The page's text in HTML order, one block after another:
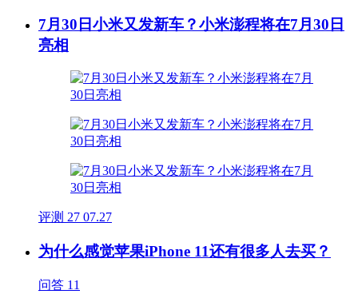
7月30日小米又发新车？小米澎程将在7月30日
亮相
评测 27 07.27
为什么感觉苹果iPhone 11还有很多人去买？
问答 11